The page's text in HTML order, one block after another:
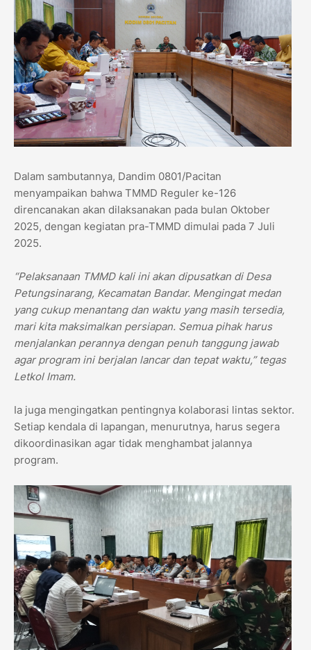
Dalam sambutannya, Dandim 0801/Pacitan
menyampaikan bahwa TMMD Reguler ke-126
direncanakan akan dilaksanakan pada bulan Oktober
2025, dengan kegiatan pra-TMMD dimulai pada 7 Juli
2025.
“Pelaksanaan TMMD kali ini akan dipusatkan di Desa
Petungsinarang, Kecamatan Bandar. Mengingat medan
yang cukup menantang dan waktu yang masih tersedia,
mari kita maksimalkan persiapan. Semua pihak harus
menjalankan perannya dengan penuh tanggung jawab
agar program ini berjalan lancar dan tepat waktu,” tegas
Letkol Imam.
Ia juga mengingatkan pentingnya kolaborasi lintas sektor.
Setiap kendala di lapangan, menurutnya, harus segera
dikoordinasikan agar tidak menghambat jalannya
program.